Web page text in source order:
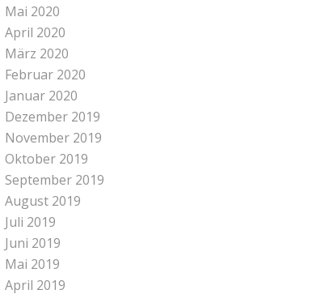
Mai 2020
April 2020
März 2020
Februar 2020
Januar 2020
Dezember 2019
November 2019
Oktober 2019
September 2019
August 2019
Juli 2019
Juni 2019
Mai 2019
April 2019